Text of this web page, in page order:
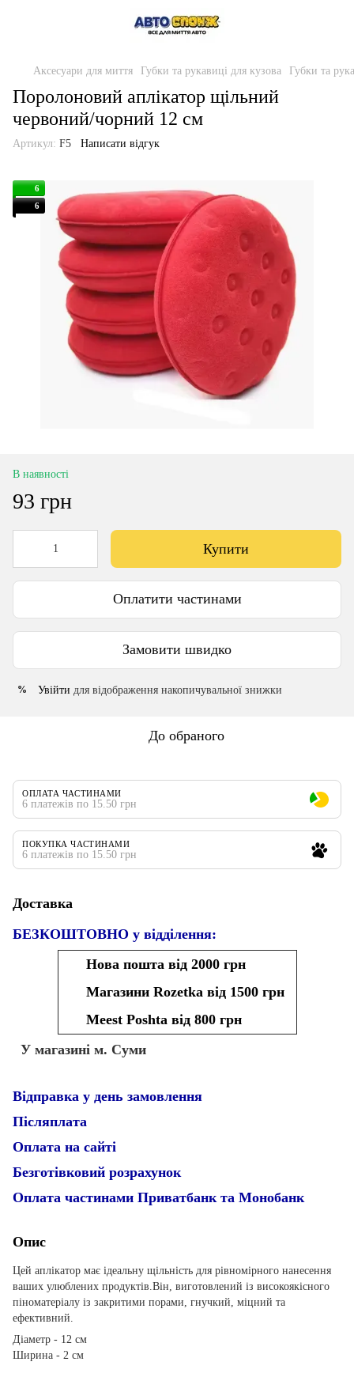
Аксесуари для миття Губки та рукавиці для кузова Губки та
Поролоновий аплікатор щільний
червоний/чорний 12 см
Артикул: F5 Написати відгук
6
6
В наявності
93 грн
Купити
Оплатити частинами
Замовити швидко
% Увійти для відображення накопичувальної знижки
До обраного
ОПЛАТА ЧАСТИНАМИ
6 платежів по 15.50 грн
ПОКУПКА ЧАСТИНАМИ
6 платежів по 15.50 грн
Доставка
БЕЗКОШТОВНО у відділення:
Нова пошта від 2000 грн
Магазини Rozetka від 1500 грн
Meest Poshta від 800 грн
У магазині м. Суми
Відправка у день замовлення
Післяплата
Оплата на сайті
Безготівковий розрахунок
Оплата частинами Приватбанк та Монобанк
Опис
Цей аплікатор має ідеальну щільність для рівномірного нанесення
ваших улюблених продуктів.Він, виготовлений із високоякісного
піноматеріалу із закритими порами, гнучкий, міцний та
ефективний.
Діаметр - 12 см
Ширина - 2 см